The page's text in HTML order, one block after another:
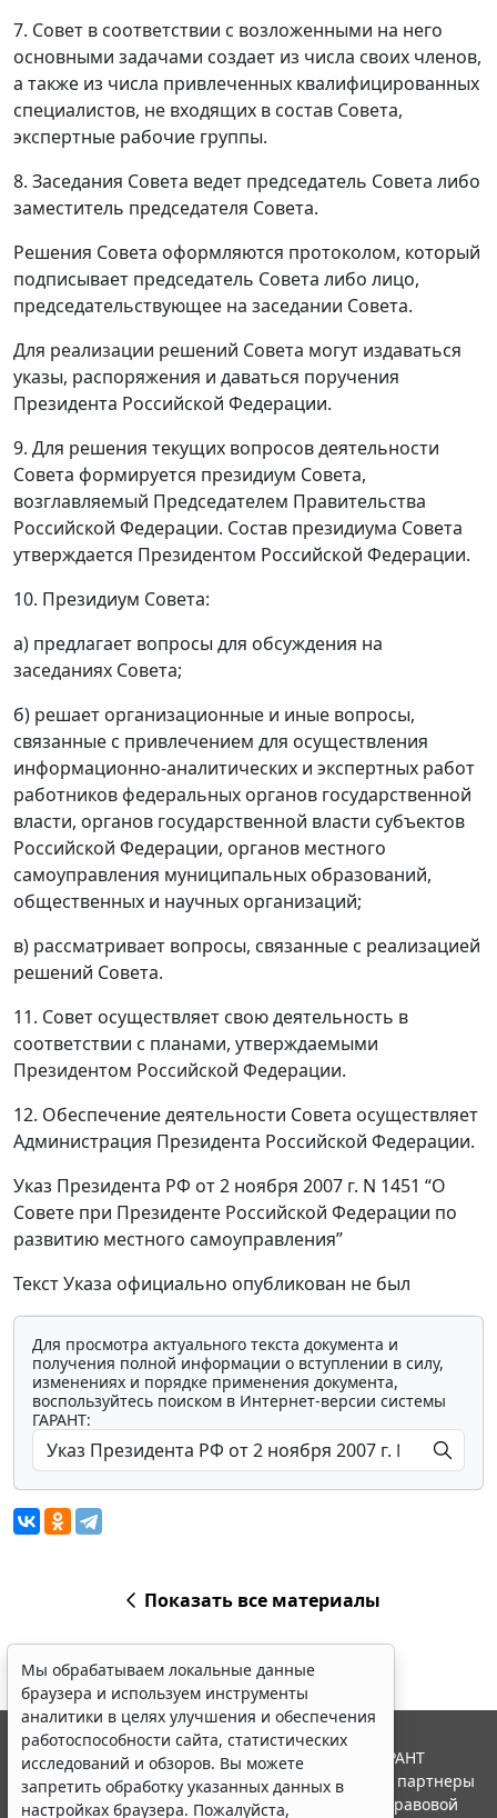
7. Совет в соответствии с возложенными на него
основными задачами создает из числа своих членов,
а также из числа привлеченных квалифицированных
специалистов, не входящих в состав Совета,
экспертные рабочие группы.
8. Заседания Совета ведет председатель Совета либо
заместитель председателя Совета.
Решения Совета оформляются протоколом, который
подписывает председатель Совета либо лицо,
председательствующее на заседании Совета.
Для реализации решений Совета могут издаваться
указы, распоряжения и даваться поручения
Президента Российской Федерации.
9. Для решения текущих вопросов деятельности
Совета формируется президиум Совета,
возглавляемый Председателем Правительства
Российской Федерации. Состав президиума Совета
утверждается Президентом Российской Федерации.
10. Президиум Совета:
а) предлагает вопросы для обсуждения на
заседаниях Совета;
б) решает организационные и иные вопросы,
связанные с привлечением для осуществления
информационно-аналитических и экспертных работ
работников федеральных органов государственной
власти, органов государственной власти субъектов
Российской Федерации, органов местного
самоуправления муниципальных образований,
общественных и научных организаций;
в) рассматривает вопросы, связанные с реализацией
решений Совета.
11. Совет осуществляет свою деятельность в
соответствии с планами, утверждаемыми
Президентом Российской Федерации.
12. Обеспечение деятельности Совета осуществляет
Администрация Президента Российской Федерации.
Указ Президента РФ от 2 ноября 2007 г. N 1451 “О
Совете при Президенте Российской Федерации по
развитию местного самоуправления”
Текст Указа официально опубликован не был
Для просмотра актуального текста документа и
получения полной информации о вступлении в силу,
изменениях и порядке применения документа,
воспользуйтесь поиском в Интернет-версии системы
ГАРАНТ:
Показать все материалы
Мы обрабатываем локальные данные
браузера и используем инструменты
аналитики в целях улучшения и обеспечения
работоспособности сайта, статистических
исследований и обзоров. Вы можете
запретить обработку указанных данных в
настройках браузера. Пожалуйста,
© ООО "НПП "ГАРАНТ-СЕРВИС", 2026. Система ГАРАНТ
выпускается с 1990 года. Компания "Гарант" и ее партнеры
являются участниками Российской ассоциации правовой